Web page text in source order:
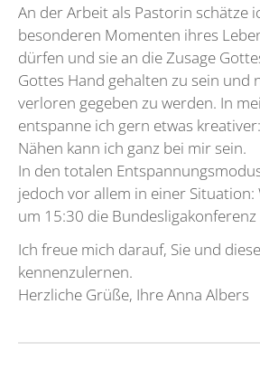
An der Arbeit als Pastorin schätze
besonderen Momenten ihres
dürfen und sie an die Zusage
Gottes Hand gehalten zu sein und
verloren gegeben zu werden. In
entspanne ich gern etwas
Nähen kann ich ganz bei mir sein.
In den totalen
jedoch vor allem in einer Situation:
um 15:30 die
Ich freue mich darauf, Sie und
kennenzulernen.
Herzliche Grüße, Ihre Anna Albers